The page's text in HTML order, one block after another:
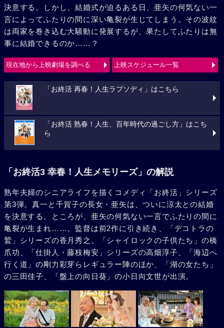
決意する。しかし、結婚式が迫るある日、亜矢の何気ない一
言によってふたりの間に深い亀裂が生じてしまう。その波紋
は両家を巻き込む大騒動に発展するが、果たしてふたりは無
事に結婚できるのか……？
現在地から上映劇場を調べる 上映スケジュール一覧
「お終活 再春！人生ラプソディ」はこちら
「お終活 熟春！人生、百年時代の過ごし方」はこち
ら
「お終活3 幸春！人生メモリーズ」の解説
熟年夫婦のシニアライフを描くコメディ「お終活」シリーズ
第3弾。真一と千賀子の長女・亜矢は、ついに涼太との結婚
を決意する。ところが、亜矢の何気ない一言でふたりの間に
亀裂が生まれ……。監督は前2作に引き続き、「デコトラの
鷲」シリーズの香月秀之。「シャイロックの子供たち」の橋
爪功、「仕掛人・藤枝梅安」シリーズの高畑淳子、「海辺へ
行く道」の剛力彩芽らレギュラー陣のほか、「湖の女たち」
の三田佳子、「盤上の向日葵」の小日向文世が出演。